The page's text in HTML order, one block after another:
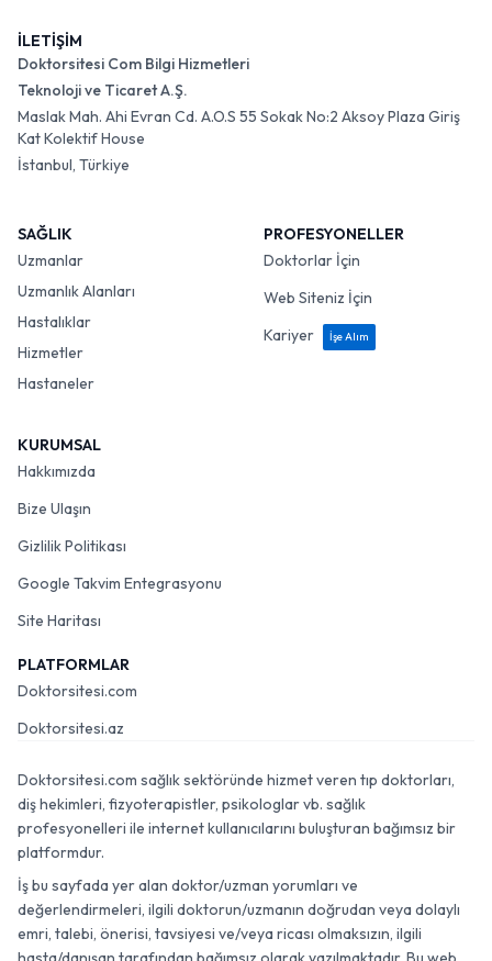
İLETİŞİM
Doktorsitesi Com Bilgi Hizmetleri
Teknoloji ve Ticaret A.Ş.
Maslak Mah. Ahi Evran Cd. A.O.S 55 Sokak No:2 Aksoy Plaza Giriş
Kat Kolektif House
İstanbul, Türkiye
SAĞLIK
Uzmanlar
Uzmanlık Alanları
Hastalıklar
Hizmetler
Hastaneler
PROFESYONELLER
Doktorlar İçin
Web Siteniz İçin
Kariyer
İşe Alım
KURUMSAL
Hakkımızda
Bize Ulaşın
Gizlilik Politikası
Google Takvim Entegrasyonu
Site Haritası
PLATFORMLAR
Doktorsitesi.com
Doktorsitesi.az
Doktorsitesi.com sağlık sektöründe hizmet veren tıp doktorları,
diş hekimleri, fizyoterapistler, psikologlar vb. sağlık
profesyonelleri ile internet kullanıcılarını buluşturan bağımsız bir
platformdur.
İş bu sayfada yer alan doktor/uzman yorumları ve
değerlendirmeleri, ilgili doktorun/uzmanın doğrudan veya dolaylı
emri, talebi, önerisi, tavsiyesi ve/veya ricası olmaksızın, ilgili